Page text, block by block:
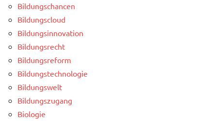
Bildungschancen
Bildungscloud
Bildungsinnovation
Bildungsrecht
Bildungsreform
Bildungstechnologie
Bildungswelt
Bildungszugang
Biologie